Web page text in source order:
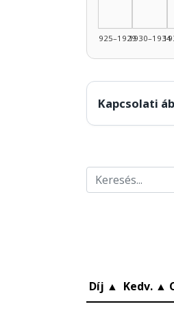
1925–19291930–1934
Kapcsolati
Díj ▲ Kedv. ▲